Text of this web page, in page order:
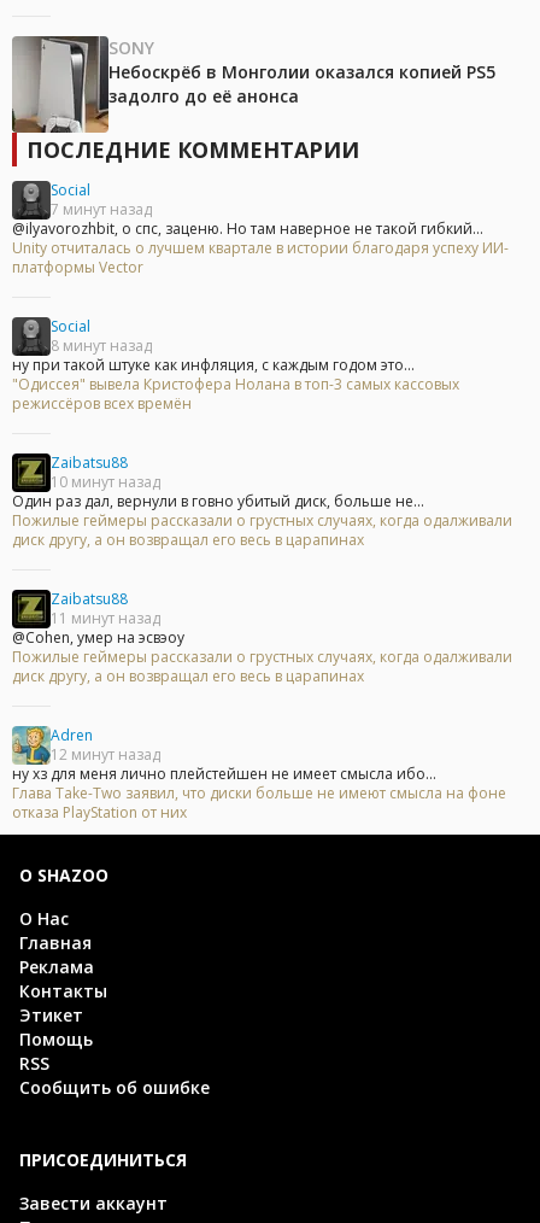
SONY
Небоскрёб в Монголии оказался копией PS5
задолго до её анонса
ПОСЛЕДНИЕ КОММЕНТАРИИ
Social
7 минут назад
@ilyavorozhbit, о спс, заценю. Но там наверное не такой гибкий...
Unity отчиталась о лучшем квартале в истории благодаря успеху ИИ-
платформы Vector
Social
8 минут назад
ну при такой штуке как инфляция, с каждым годом это...
"Одиссея" вывела Кристофера Нолана в топ-3 самых кассовых
режиссёров всех времён
Zaibatsu88
10 минут назад
Один раз дал, вернули в говно убитый диск, больше не...
Пожилые геймеры рассказали о грустных случаях, когда одалживали
диск другу, а он возвращал его весь в царапинах
Zaibatsu88
11 минут назад
@Cohen, умер на эсвэоу
Пожилые геймеры рассказали о грустных случаях, когда одалживали
диск другу, а он возвращал его весь в царапинах
Adren
12 минут назад
ну хз для меня лично плейстейшен не имеет смысла ибо...
Глава Take-Two заявил, что диски больше не имеют смысла на фоне
отказа PlayStation от них
О SHAZOO
О Нас
Главная
Реклама
Контакты
Этикет
Помощь
RSS
Сообщить об ошибке
ПРИСОЕДИНИТЬСЯ
Завести аккаунт